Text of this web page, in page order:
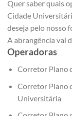
Quer saber quais
Cidade
deseja pelo nosso
A abrangência vai
Operadoras
Corretor Plano
Corretor Plano
Universitária